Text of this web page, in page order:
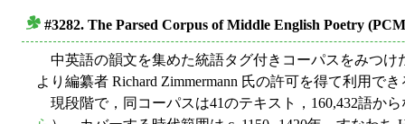
#3282. The Parsed Corpus of Middle English Poetry
中英語の韻文を集めた統語タグ付きコーパスをみつけ
より編纂者 Richard Zimmermann 氏の許可を得て利用でき
現段階で，同コーパスは41のテキスト，160,432語か